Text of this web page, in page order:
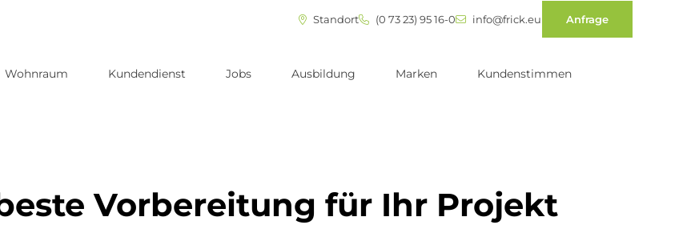
Standort (0 73 23) 95 16-0 info@frick.eu Anfrage
Wohnraum Kundendienst Jobs Ausbildung Marken Kundenstimmen
Vor­be­rei­tung für Ihr Pro­je­kt